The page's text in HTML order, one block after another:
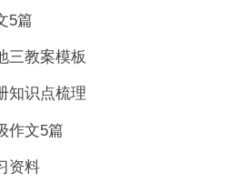
5篇
三教案模板
知识点梳理
作文5篇
资料